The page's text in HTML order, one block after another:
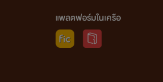
แพลตฟอร์มในเครือ